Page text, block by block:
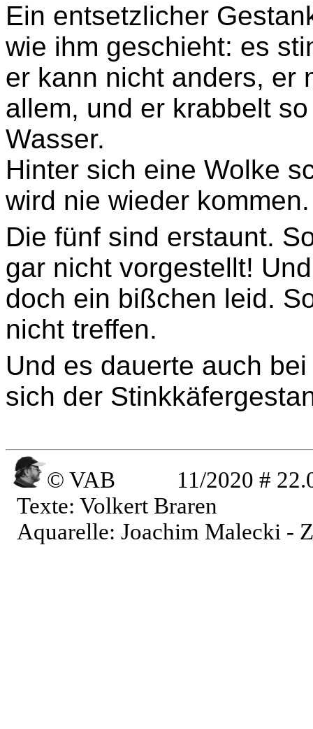
Ein entsetzlicher
wie ihm geschieht: es
er kann nicht anders, er
allem, und er krabbelt
Wasser.
Hinter sich eine Wolke
wird nie wieder kommen.
Die fünf sind erstaunt.
gar nicht vorgestellt!
doch ein bißchen leid.
nicht treffen.
Und es dauerte auch
sich der
© VAB
11/2020 #
Texte: Volkert Braren
Aquarelle: Joachim Malecki -